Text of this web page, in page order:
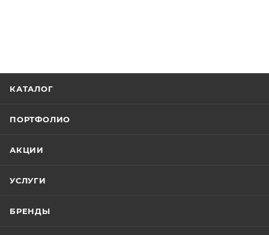
КАТАЛОГ
ПОРТФОЛИО
АКЦИИ
УСЛУГИ
БРЕНДЫ